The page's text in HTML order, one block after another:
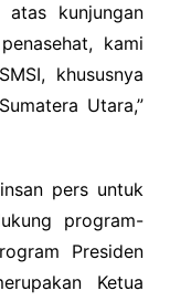
atas kunjungan
kami
khususnya
Utara,”
pers untuk
program-
Presiden
Ketua